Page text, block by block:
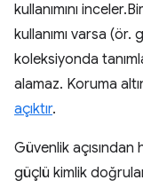
kullanımını
kullanımı varsa
koleksiyonda
alamaz. Koruma
açıktır.
Güvenlik açısından
güçlü kimlik